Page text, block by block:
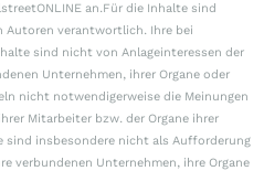
an.Für die Inhalte sind
Autoren verantwortlich. Ihre bei
sind nicht von Anlageinteressen der
Unternehmen, ihrer Organe oder
nicht notwendigerweise die Meinungen
Mitarbeiter bzw. der Organe ihrer
sind insbesondere nicht als Aufforderung
verbundenen Unternehmen, ihre Organe